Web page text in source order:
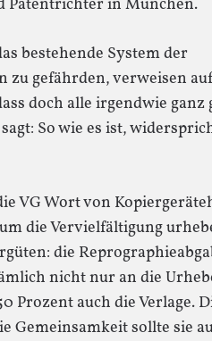
Patentrichter in München.
bestehende System der
zu gefährden, verweisen
doch alle irgendwie
So wie es ist,
VG Wort von
die Vervielfältigung
die
nicht nur an die
Prozent auch die Verlage.
Gemeinsamkeit sollte sie